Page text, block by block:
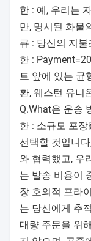
FAQ
큐 : 당신의 공장
장을 방문할 수
한 : 우리의 공장
저장 성, 중국,
고객들을 방문
큐 : 당신의 제
니까?
한 : 예, 50 PC